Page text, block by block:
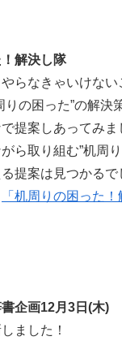
解決し隊
らなきゃいけない
りの困 った”の解決
提案 しあってみ
がら取り組む”机周
提案は見つかるで
「机周りの困った！
企画12月3日(木)
ました！